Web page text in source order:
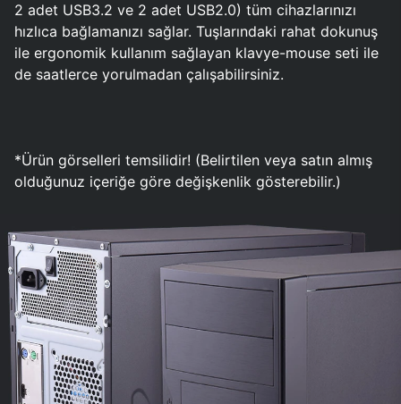
2 adet USB3.2 ve 2 adet USB2.0) tüm cihazlarınızı
hızlıca bağlamanızı sağlar. Tuşlarındaki rahat dokunuş
ile ergonomik kullanım sağlayan klavye-mouse seti ile
de saatlerce yorulmadan çalışabilirsiniz.
*Ürün görselleri temsilidir! (Belirtilen veya satın almış
olduğunuz içeriğe göre değişkenlik gösterebilir.)